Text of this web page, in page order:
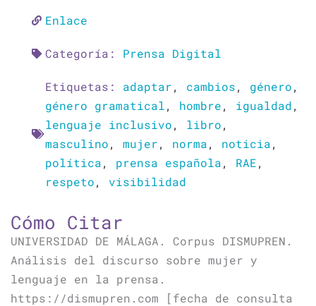
Enlace
Categoría: Prensa Digital
Etiquetas: adaptar, cambios, género,
género gramatical, hombre, igualdad,
lenguaje inclusivo, libro,
masculino, mujer, norma, noticia,
política, prensa española, RAE,
respeto, visibilidad
Cómo Citar
UNIVERSIDAD DE MÁLAGA. Corpus DISMUPREN.
Análisis del discurso sobre mujer y
lenguaje en la prensa.
https://dismupren.com [fecha de consulta